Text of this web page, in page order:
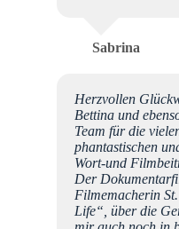
Sabrina
Herzvollen
Bettina und
Team für die
phantastischen
Wort-und
Der
Filmemacherin
Life“, über die